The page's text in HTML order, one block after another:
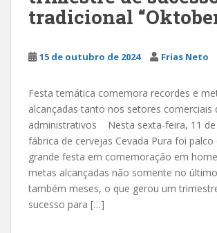
tradicional
15 de outubro de 2024 Frias Neto
Festa temática comemora recordes e
alcançadas tanto nos setores comerciais
administrativos Nesta sexta-feira, 11
fábrica de cervejas Cevada Pura foi palco
grande festa em comemoração em
metas alcançadas não somente no
também meses, o que gerou um
sucesso para […]